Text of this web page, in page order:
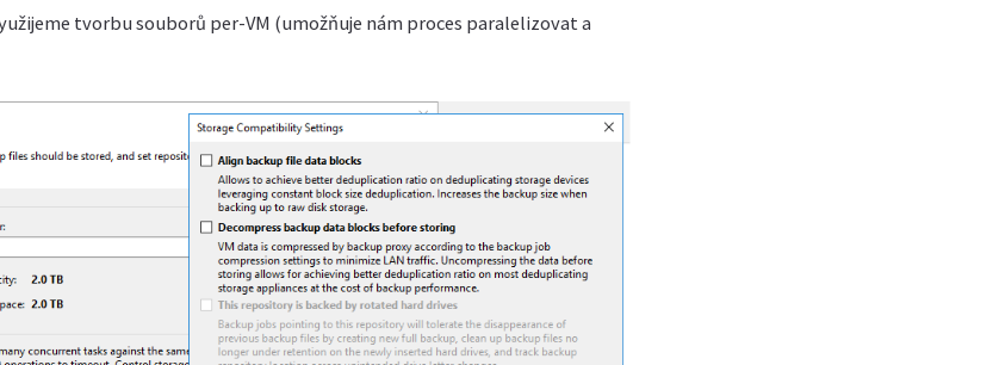
tvorbu souborů per-VM (umožňuje nám proces paralelizovat a